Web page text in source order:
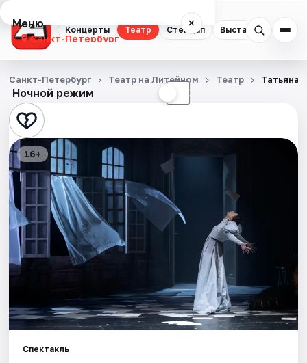
Концерты Театр Стендап Выставки
Меню ×
Санкт-Петербург
Концерты
Театр
Стендап
Выставки
Квесты
Экскурсии
Спорт
Ночной режим ☾
Санкт-Петербург Театр на Литейном Театр Татьяна
16+
Спектакль